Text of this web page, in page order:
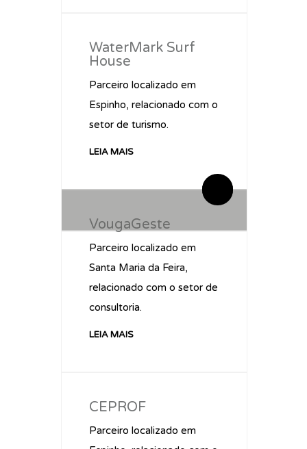
WaterMark Surf
House
Parceiro localizado em
Espinho, relacionado com o
setor de turismo.
LEIA MAIS
VougaGeste
Parceiro localizado em
Santa Maria da Feira,
relacionado com o setor de
consultoria.
LEIA MAIS
CEPROF
Parceiro localizado em